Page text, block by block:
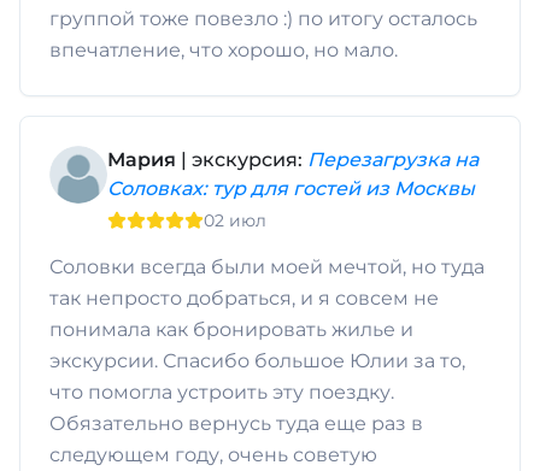
группой тоже повезло :) по итогу осталось
впечатление, что хорошо, но мало.
Мария | экскурсия: Перезагрузка на
Соловках: тур для гостей из Москвы
02 июл
Соловки всегда были моей мечтой, но туда
так непросто добраться, и я совсем не
понимала как бронировать жилье и
экскурсии. Спасибо большое Юлии за то,
что помогла устроить эту поездку.
Обязательно вернусь туда еще раз в
следующем году, очень советую